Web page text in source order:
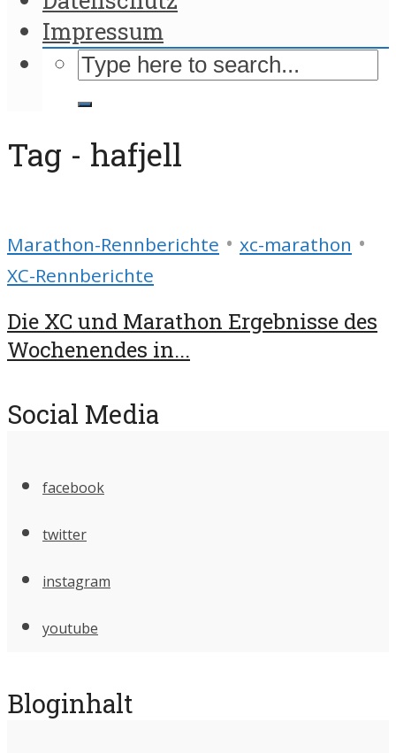
Impressum
Tag - hafjell
Marathon-Rennberichte • xc-marathon •
XC-Rennberichte
Die XC und Marathon Ergebnisse des
Wochenendes in...
Social Media
facebook
twitter
instagram
youtube
Bloginhalt